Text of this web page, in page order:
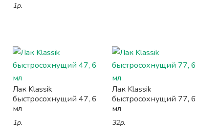
1р.
Лак Klassik
быстросохнущий 47, 6
мл
1р.
Лак Klassik
быстросохнущий 77, 6
мл
32р.